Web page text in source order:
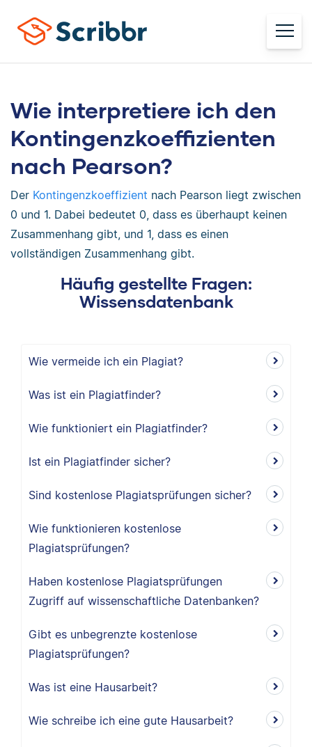
Wie interpretiere ich den
Kontingenzkoeffizienten
nach Pearson?
Der Kontingenzkoeffizient nach Pearson liegt zwischen
0 und 1. Dabei bedeutet 0, dass es überhaupt keinen
Zusammenhang gibt, und 1, dass es einen
vollständigen Zusammenhang gibt.
Häufig gestellte Fragen:
Wissensdatenbank
Wie vermeide ich ein Plagiat?
Was ist ein Plagiatfinder?
Wie funktioniert ein Plagiatfinder?
Ist ein Plagiatfinder sicher?
Sind kostenlose Plagiatsprüfungen sicher?
Wie funktionieren kostenlose
Plagiatsprüfungen?
Haben kostenlose Plagiatsprüfungen
Zugriff auf wissenschaftliche Datenbanken?
Gibt es unbegrenzte kostenlose
Plagiatsprüfungen?
Was ist eine Hausarbeit?
Wie schreibe ich eine gute Hausarbeit?